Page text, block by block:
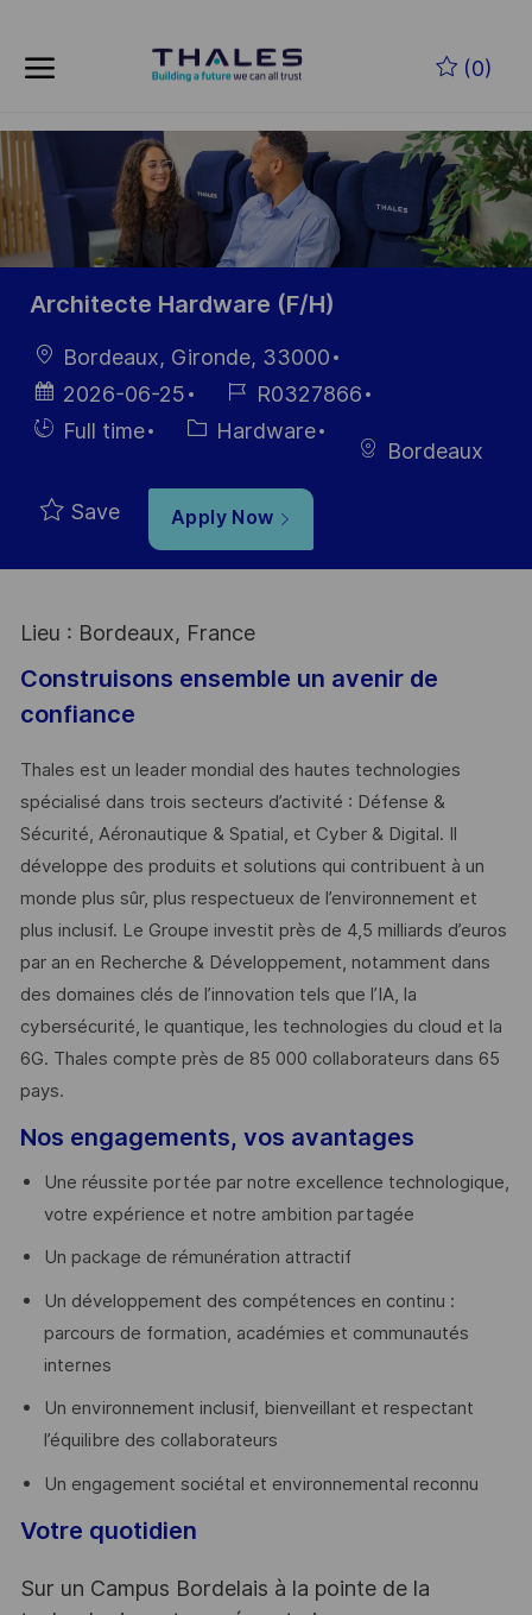
(0)
-
Architecte Hardware (F/H)
LocationBordeaux, Gironde, 33000
Posted
Date
2026-06-25
Job
Id
R0327866
HiringFull time CategoryHardware
Bordeaux
Save Apply Now
Lieu : Bordeaux, France
Construisons ensemble un avenir de
confiance
Thales est un leader mondial des hautes technologies
spécialisé dans trois secteurs d’activité : Défense &
Sécurité, Aéronautique & Spatial, et Cyber & Digital. Il
développe des produits et solutions qui contribuent à un
monde plus sûr, plus respectueux de l’environnement et
plus inclusif. Le Groupe investit près de 4,5 milliards d’euros
par an en Recherche & Développement, notamment dans
des domaines clés de l’innovation tels que l’IA, la
cybersécurité, le quantique, les technologies du cloud et la
6G. Thales compte près de 85 000 collaborateurs dans 65
pays. ​
Nos engagements, vos avantages
Une réussite portée par notre excellence technologique,
votre expérience et notre ambition partagée
Un package de rémunération attractif
Un développement des compétences en continu :
parcours de formation, académies et communautés
internes
Un environnement inclusif, bienveillant et respectant
l’équilibre des collaborateurs
Un engagement sociétal et environnemental reconnu
Votre quotidien
Sur un Campus Bordelais à la pointe de la